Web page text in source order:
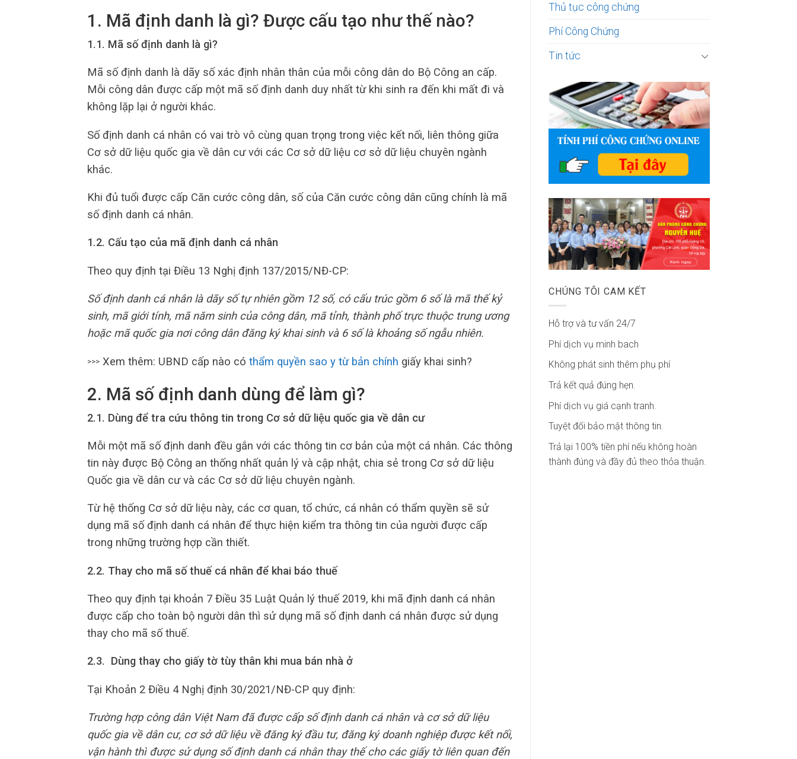
1. Mã định danh là gì? Được cấu tạo như thế nào?
1.1. Mã số định danh là gì?
Mã số định danh là dãy số xác định nhân thân của mỗi công dân do Bộ Công an cấp.
Mỗi công dân được cấp một mã số định danh duy nhất từ khi sinh ra đến khi mất đi và
không lặp lại ở người khác.
Số định danh cá nhân có vai trò vô cùng quan trọng trong việc kết nối, liên thông giữa
Cơ sở dữ liệu quốc gia về dân cư với các Cơ sở dữ liệu cơ sở dữ liệu chuyên ngành
khác.
Khi đủ tuổi được cấp Căn cước công dân, số của Căn cước công dân cũng chính là mã
số định danh cá nhân.
1.2. Cấu tạo của mã định danh cá nhân
Theo quy định tại Điều 13 Nghị định 137/2015/NĐ-CP:
Số định danh cá nhân là dãy số tự nhiên gồm 12 số, có cấu trúc gồm 6 số là mã thế kỷ
sinh, mã giới tính, mã năm sinh của công dân, mã tỉnh, thành phố trực thuộc trung ương
hoặc mã quốc gia nơi công dân đăng ký khai sinh và 6 số là khoảng số ngẫu nhiên.
>>> Xem thêm: UBND cấp nào có thẩm quyền sao y từ bản chính giấy khai sinh?
2. Mã số định danh dùng để làm gì?
2.1. Dùng để tra cứu thông tin trong Cơ sở dữ liệu quốc gia về dân cư
Mỗi một mã số định danh đều gắn với các thông tin cơ bản của một cá nhân. Các thông
tin này được Bộ Công an thống nhất quản lý và cập nhật, chia sẻ trong Cơ sở dữ liệu
Quốc gia về dân cư và các Cơ sở dữ liệu chuyên ngành.
Từ hệ thống Cơ sở dữ liệu này, các cơ quan, tổ chức, cá nhân có thẩm quyền sẽ sử
dụng mã số định danh cá nhân để thực hiện kiểm tra thông tin của người được cấp
trong những trường hợp cần thiết.
2.2. Thay cho mã số thuế cá nhân để khai báo thuế
Theo quy định tại khoản 7 Điều 35 Luật Quản lý thuế 2019, khi mã định danh cá nhân
được cấp cho toàn bộ người dân thì sử dụng mã số định danh cá nhân được sử dụng
thay cho mã số thuế.
2.3. Dùng thay cho giấy tờ tùy thân khi mua bán nhà ở
Tại Khoản 2 Điều 4 Nghị định 30/2021/NĐ-CP quy định:
Trường hợp công dân Việt Nam đã được cấp số định danh cá nhân và cơ sở dữ liệu
quốc gia về dân cư, cơ sở dữ liệu về đăng ký đầu tư, đăng ký doanh nghiệp được kết nối,
vận hành thì được sử dụng số định danh cá nhân thay thế cho các giấy tờ liên quan đến
Thủ tục công chứng
Phí Công Chứng
Tin tức
CHÚNG TÔI CAM KẾT
Hỗ trợ và tư vấn 24/7
Phí dịch vụ minh bach
Không phát sinh thêm phụ phí
Trả kết quả đúng hẹn.
Phí dịch vụ giá cạnh tranh.
Tuyệt đối bảo mật thông tin.
Trả lại 100% tiền phí nếu không hoàn
thành đúng và đầy đủ theo thỏa thuận.